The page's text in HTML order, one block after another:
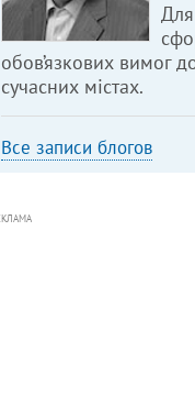
обов’язкових вимог
сучасних містах.
Все записи блогов